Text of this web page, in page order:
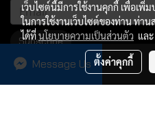
Message Us
Subscribe
เว็บไซต์นี้มีการใช้งานคุกกี้ เพื่อเ
ในการใช้งานเว็บไซต์ของท่าน ท่า
ได้ที่นโยบายความเป็นส่วนตัว และ
ตั้งค่าคุกกี้